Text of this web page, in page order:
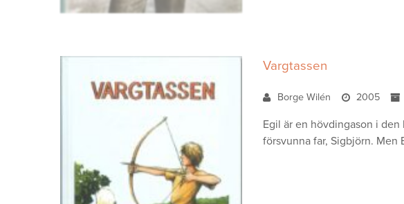
Vargtassen
Borge Wilén 2005
Egil är en hövdingason i
försvunna far, Sigbjörn. Men